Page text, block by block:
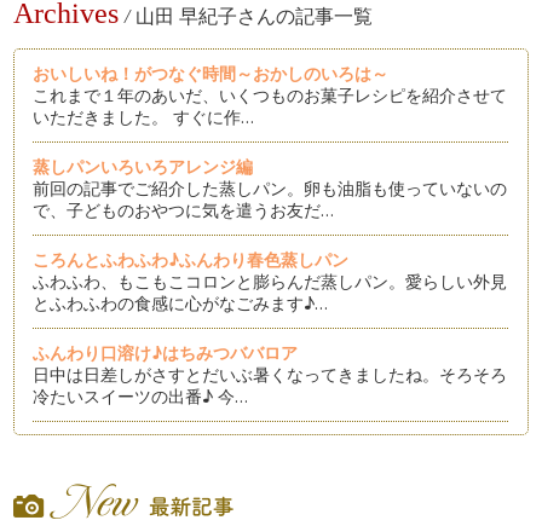
Archives / 山田 早紀子さんの記事一覧
おいしいね！がつなぐ時間～おかしのいろは～
これまで１年のあいだ、いくつものお菓子レシピを紹介させて
いただきました。 すぐに作…
蒸しパンいろいろアレンジ編
前回の記事でご紹介した蒸しパン。卵も油脂も使っていないの
で、子どものおやつに気を遣うお友だ…
ころんとふわふわ♪ふんわり春色蒸しパン
ふわふわ、もこもこコロンと膨らんだ蒸しパン。愛らしい外見
とふわふわの食感に心がなごみます♪…
ふんわり口溶け♪はちみつババロア
日中は日差しがさすとだいぶ暑くなってきましたね。そろそろ
冷たいスイーツの出番♪ 今…
ね♪ 今回は公園にもって行…